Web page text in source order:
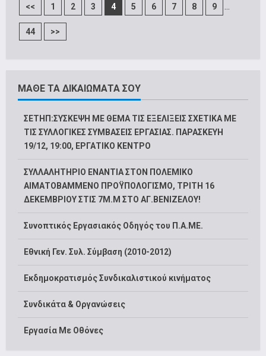
<< 1 2 3 4 5 6 7 8 9 ...
44 >>
ΜΑΘΕ ΤΑ ΔΙΚΑΙΩΜΑΤΑ ΣΟΥ
ΣΕΤΗΠ:ΣΥΣΚΕΨΗ ΜΕ ΘΕΜΑ ΤΙΣ ΕΞΕΛΙΞΕΙΣ ΣΧΕΤΙΚΑ ΜΕ
ΤΙΣ ΣΥΛΛΟΓΙΚΕΣ ΣΥΜΒΑΣΕΙΣ ΕΡΓΑΣΙΑΣ. ΠΑΡΑΣΚΕΥΗ
19/12, 19:00, ΕΡΓΑΤΙΚΟ ΚΕΝΤΡΟ
ΣΥΛΛΑΛΗΤΗΡΙΟ ΕΝΑΝΤΙΑ ΣΤΟΝ ΠΟΛΕΜΙΚΟ
ΑΙΜΑΤΟΒΑΜΜΕΝΟ ΠΡΟΫΠΟΛΟΓΙΣΜΟ, ΤΡΙΤΗ 16
ΔΕΚΕΜΒΡΙΟΥ ΣΤΙΣ 7Μ.Μ ΣΤΟ ΑΓ.ΒΕΝΙΖΕΛΟΥ!
Συνοπτικός Εργασιακός Οδηγός του Π.Α.ΜΕ.
Εθνική Γεν. Συλ. Σύμβαση (2010-2012)
Εκδημοκρατισμός Συνδικαλιστικού κινήματος
Συνδικάτα & Οργανώσεις
Εργασία Με Οθόνες